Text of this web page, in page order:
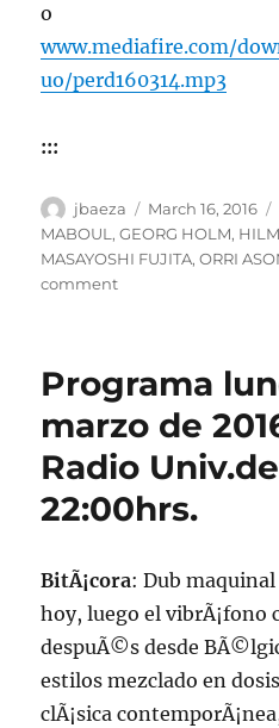
o
www.mediafire.com/
uo/perd160314.mp3
:::
Author
jbaeza
Posted
on
March 16, 2016
MABOUL ,GEORG HOLM,
MASAYOSHI FUJITA,ORRI
commenton
emisiÃ³n
de
lunes
14
de
marzo
Programa
marzo de
Radio
22:00hrs.
BitÃ¡cora: Dub
hoy, luego el vibrÃ¡fono
despuÃ©s desde
estilos mezclado en
clÃ¡sica